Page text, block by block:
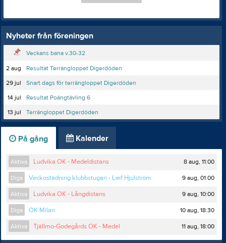
Nyheter från föreningen
Veckans bana v.30-32
2 aug
Resultat Terrängloppet Digerdöden
29 jul
Snart dags för terrängloppet Digerdöden
14 jul
Resultat Poängtävling 6
13 jul
Terrängloppet Digerdöden
På gång Kalender
Aktiva Ludvika OK - Medeldistans 8 aug, 11:00
Diga Veckostädning klubbstugan - Leif Hjulström 9 aug, 01:00
Aktiva Ludvika OK - Långdistans 9 aug, 10:00
Diga OK Milan 10 aug, 18:30
Aktiva Tjällmo-Godegårds OK - Medel 11 aug, 18:00